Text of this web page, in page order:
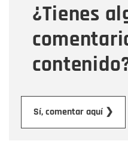
¿Tienes
Sí, comentar aquí ❯
Mensaje